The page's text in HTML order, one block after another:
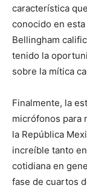
característica
conocido en
Bellingham
tenido la
sobre la mítica
Finalmente, la
micrófonos para
la República
increíble tanto
cotidiana en
fase de cuartos